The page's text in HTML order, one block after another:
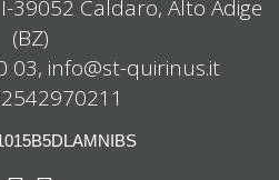
39052 Caldaro, Alto Adige
(BZ)
03, info@st-quirinus.it